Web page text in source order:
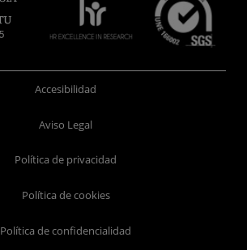
Accesibilidad
Aviso Legal
Política de privacidad
Política de cookies
Política de confidencialidad